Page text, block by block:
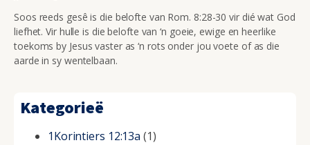
Soos reeds gesê is die belofte van Rom. 8:28-30 vir dié wat God
liefhet. Vir hulle is die belofte van ‘n goeie, ewige en heerlike
toekoms by Jesus vaster as ‘n rots onder jou voete of as die
aarde in sy wentelbaan.
Kategorieë
1Korintiers 12:13a (1)